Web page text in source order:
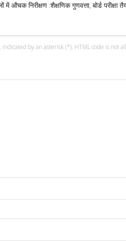
निरीक्षण :शैक्षणिक गुणवत्ता, बोर्ड परीक्षा
by an asterisk (*). HTML code is not